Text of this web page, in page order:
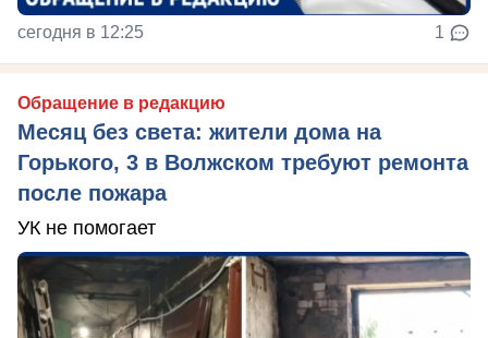
сегодня в 12:25 1
Обращение в редакцию
Месяц без света: жители дома на
Горького, 3 в Волжском требуют ремонта
после пожара
УК не помогает